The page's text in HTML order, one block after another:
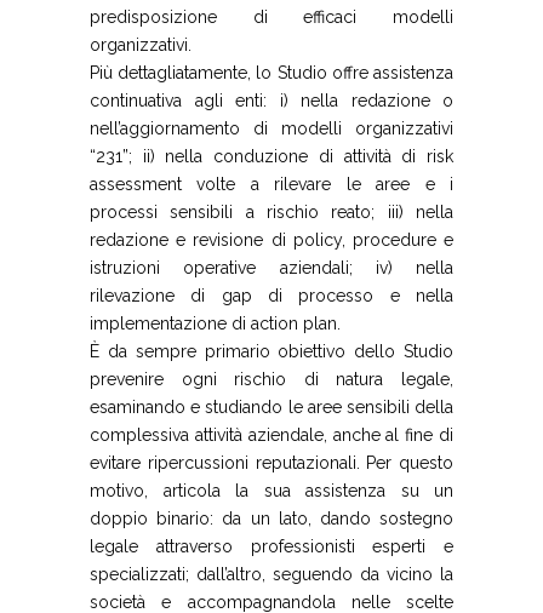
predisposizione di efficaci modelli
organizzativi.
Più dettagliatamente, lo Studio offre assistenza
continuativa agli enti: i) nella redazione o
nell’aggiornamento di modelli organizzativi
“231”; ii) nella conduzione di attività di risk
assessment volte a rilevare le aree e i
processi sensibili a rischio reato; iii) nella
redazione e revisione di policy, procedure e
istruzioni operative aziendali; iv) nella
rilevazione di gap di processo e nella
implementazione di action plan.
È da sempre primario obiettivo dello Studio
prevenire ogni rischio di natura legale,
esaminando e studiando le aree sensibili della
complessiva attività aziendale, anche al fine di
evitare ripercussioni reputazionali. Per questo
motivo, articola la sua assistenza su un
doppio binario: da un lato, dando sostegno
legale attraverso professionisti esperti e
specializzati; dall’altro, seguendo da vicino la
società e accompagnandola nelle scelte